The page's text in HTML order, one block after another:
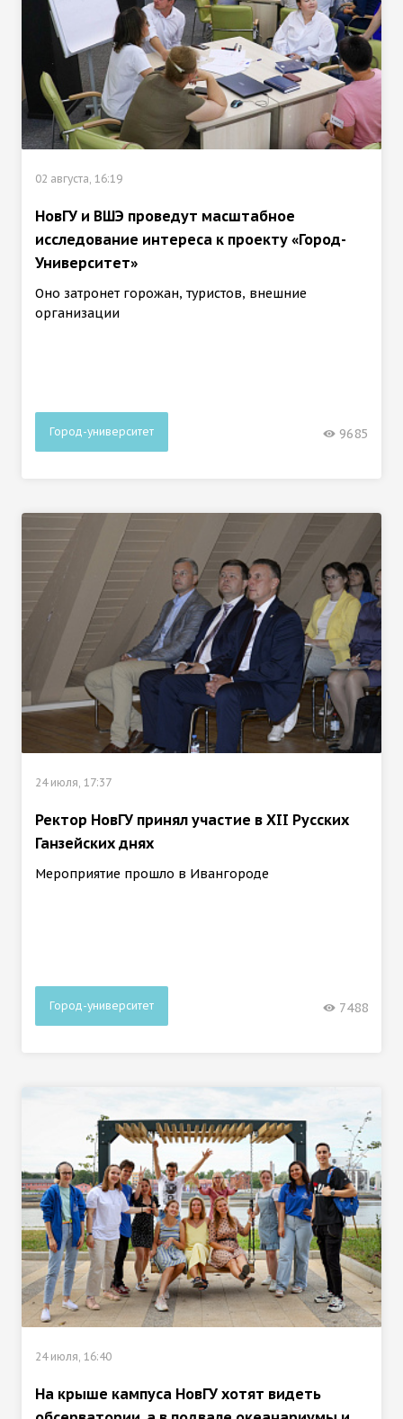
02 августа, 16:19
НовГУ и ВШЭ проведут масштабное
исследование интереса к проекту «Город-
Университет»
Оно затронет горожан, туристов, внешние
организации
Город-университет 9685
24 июля, 17:37
Ректор НовГУ принял участие в ХII Русских
Ганзейских днях
Мероприятие прошло в Ивангороде
Город-университет 7488
24 июля, 16:40
На крыше кампуса НовГУ хотят видеть